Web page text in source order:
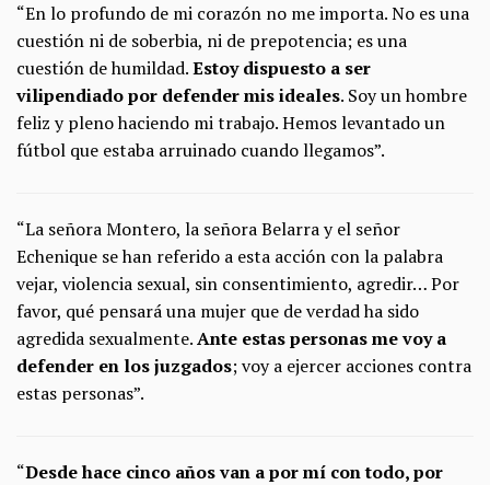
“En lo profundo de mi corazón no me importa. No es una
cuestión ni de soberbia, ni de prepotencia; es una
cuestión de humildad.Estoy dispuesto a ser
vilipendiado por defender mis ideales. Soy un hombre
feliz y pleno haciendo mi trabajo. Hemos levantado un
fútbol que estaba arruinado cuando llegamos”.
“La señora Montero, la señora Belarra y el señor
Echenique se han referido a esta acción con la palabra
vejar, violencia sexual, sin consentimiento, agredir… Por
favor, qué pensará una mujer que de verdad ha sido
agredida sexualmente.Ante estas personas me voy a
defender en los juzgados; voy a ejercer acciones contra
estas personas”.
“Desde hace cinco años van a por mí con todo, por